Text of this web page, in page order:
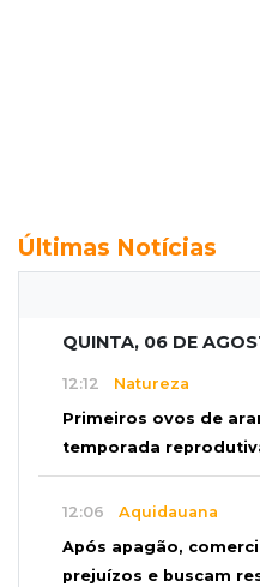
Últimas Notícias
QUINTA, 06 DE
12:12 Natureza
Primeiros ovos de
temporada
12:06 Aquidauana
Após apagão,
prejuízos e buscam